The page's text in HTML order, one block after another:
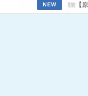
NEW
【原神】オデットこ